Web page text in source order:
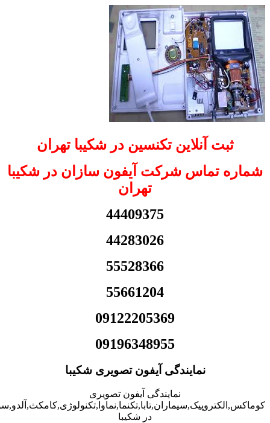
ثبت آنلاین تکنسین در شکیبا تهران
شماره تماس شرکت آیفون سازان در شکیبا
تهران
44409375
44283026
55528366
55661204
09122205369
09196348955
نمایندگی آیفون تصویری شکیبا
نمایندگی آیفون تصویری
در شکیبا